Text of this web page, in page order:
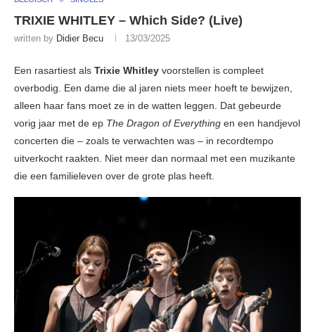
TRIXIE WHITLEY – Which Side? (Live)
written by Didier Becu 13/03/2025
Een rasartiest als Trixie Whitley voorstellen is compleet
overbodig. Een dame die al jaren niets meer hoeft te bewijzen,
alleen haar fans moet ze in de watten leggen. Dat gebeurde
vorig jaar met de ep The Dragon of Everything en een handjevol
concerten die – zoals te verwachten was – in recordtempo
uitverkocht raakten. Niet meer dan normaal met een muzikante
die een familieleven over de grote plas heeft.